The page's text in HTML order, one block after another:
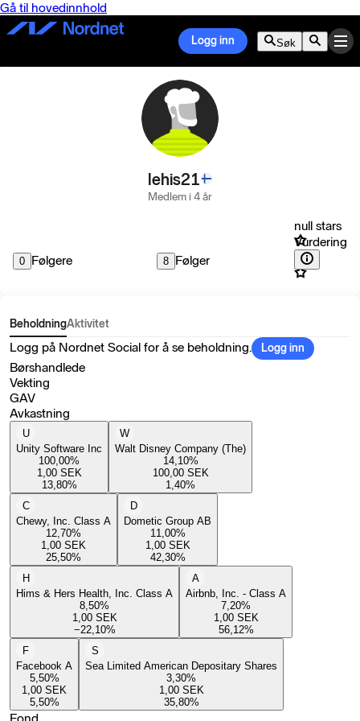
Gå til hovedinnhold
Logg inn Søk
lehis21
Medlem i 4 år
0 Følgere 8 Følger
null stars
Vurdering
BeholdningAktivitet
Logg på Nordnet Social for å se beholdning. Logg inn
Børshandlede
Vekting
GAV
Avkastning
U
Unity Software Inc
100,00%
1,00 SEK
13,80%
W
Walt Disney Company (The)
14,10%
100,00 SEK
1,40%
C
Chewy, Inc. Class A
12,70%
1,00 SEK
25,50%
D
Dometic Group AB
11,00%
1,00 SEK
42,30%
H
Hims & Hers Health, Inc. Class A
8,50%
1,00 SEK
−22,10%
A
Airbnb, Inc. - Class A
7,20%
1,00 SEK
56,12%
F
Facebook A
5,50%
1,00 SEK
5,50%
S
Sea Limited American Depositary Shares
3,30%
1,00 SEK
35,80%